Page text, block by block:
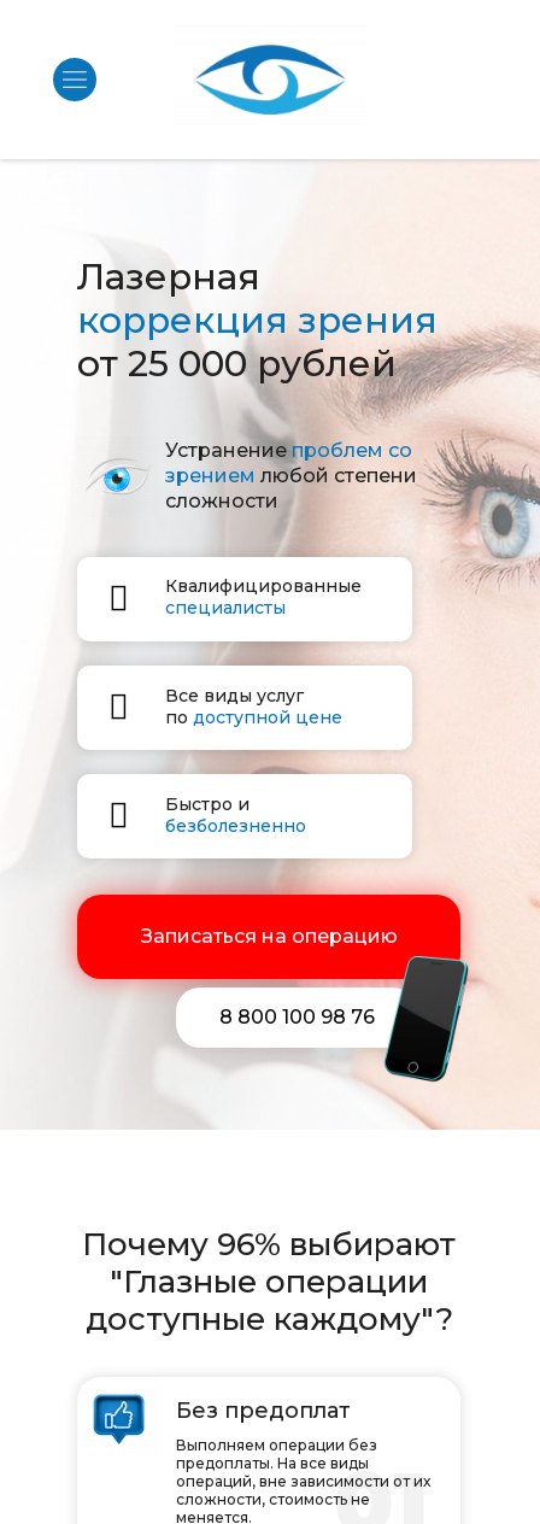
Лазерная
коррекция зрения
от 25 000 рублей
Устранение проблем со
зрением любой степени
сложности
Записаться на операцию
Квалифицированные
специалисты
Все виды услуг
по доступной цене
Быстро и
безболезненно
8 800 100 98 76
Почему 96% выбирают
"Глазные операции
доступные каждому"?
01
Без предоплат
Выполняем операции без
предоплаты. На все виды
операций, вне зависимости от их
сложности, стоимость не
меняется.